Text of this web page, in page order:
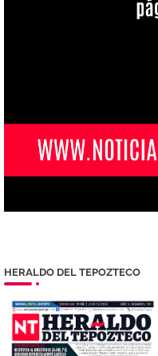
HERALDO DEL TEPOZTECO